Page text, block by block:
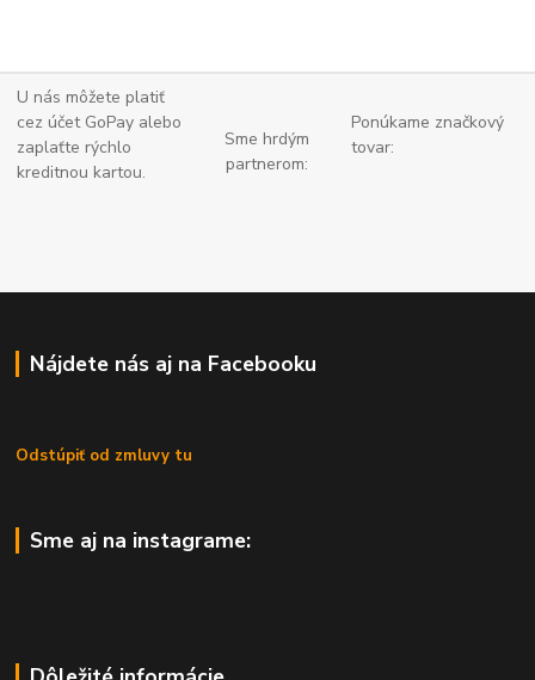
U nás môžete platiť
cez účet GoPay alebo
zaplaťte rýchlo
kreditnou kartou.
Sme hrdým
partnerom:
Ponúkame značkový
tovar:
Nájdete nás aj na Facebooku
Odstúpiť od zmluvy tu
Sme aj na instagrame: